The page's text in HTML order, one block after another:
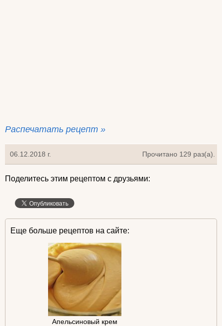
Распечатать рецепт »
06.12.2018 г. Прочитано 129 раз(a).
Поделитесь этим рецептом с друзьями:
Еще больше рецептов на сайте:
Апельсиновый крем